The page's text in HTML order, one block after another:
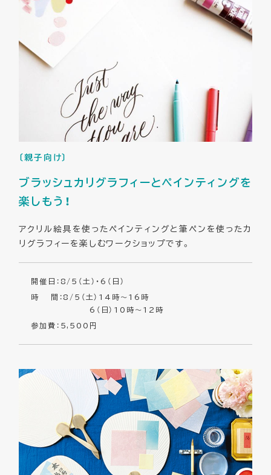
〔親子向け〕
ブラッシュカリグラフィーとペインティングを
楽しもう！
アクリル絵具を使ったペインティングと筆ペンを使ったカ
リグラフィーを楽しむワークショップです。
開催日：8/5（土）・6（日）
時 間：8/5（土）14時～16時
6（日）10時～12時
参加費：5,500円